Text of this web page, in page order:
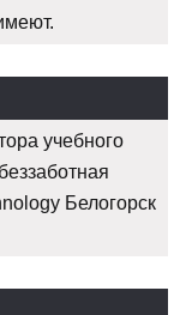
учебного
Белогорск